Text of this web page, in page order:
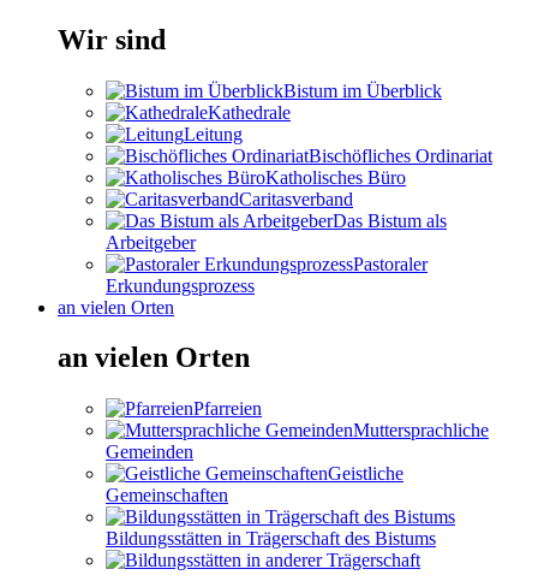
Wir sind
Bistum im Überblick
Kathedrale
Leitung
Bischöfliches Ordinariat
Katholisches Büro
Caritasverband
Das Bistum als
Arbeitgeber
Pastoraler
Erkundungsprozess
an vielen Orten
an vielen Orten
Pfarreien
Muttersprachliche
Gemeinden
Geistliche
Gemeinschaften
Bildungsstätten in Trägerschaft des Bistums